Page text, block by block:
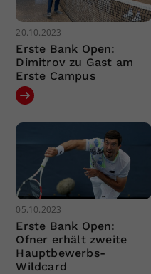
20.10.2023
Erste Bank Open:
Dimitrov zu Gast am
Erste Campus
05.10.2023
Erste Bank Open:
Ofner erhält zweite
Hauptbewerbs-
Wildcard